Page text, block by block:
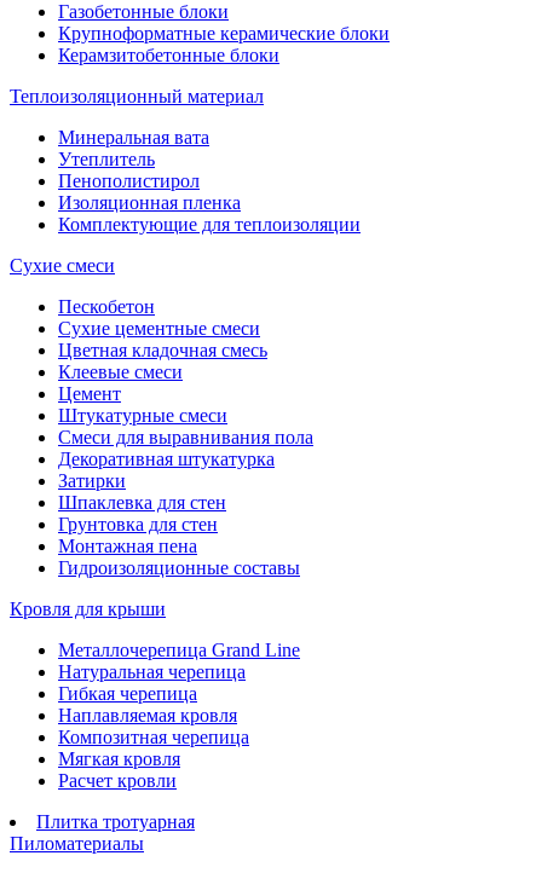
Газобетонные блоки
Крупноформатные керамические блоки
Керамзитобетонные блоки
Теплоизоляционный материал
Минеральная вата
Утеплитель
Пенополистирол
Изоляционная пленка
Комплектующие для теплоизоляции
Сухие смеси
Пескобетон
Сухие цементные смеси
Цветная кладочная смесь
Клеевые смеси
Цемент
Штукатурные смеси
Смеси для выравнивания пола
Декоративная штукатурка
Затирки
Шпаклевка для стен
Грунтовка для стен
Монтажная пена
Гидроизоляционные составы
Кровля для крыши
Металлочерепица Grand Line
Натуральная черепица
Гибкая черепица
Наплавляемая кровля
Композитная черепица
Мягкая кровля
Расчет кровли
Плитка тротуарная
Пиломатериалы